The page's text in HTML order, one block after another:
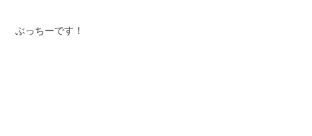
ぶっちーです！